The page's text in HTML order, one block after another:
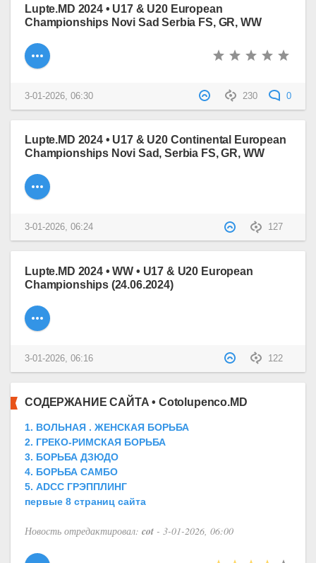
Lupte.MD 2024 • U17 & U20 European
Championships Novi Sad Serbia FS, GR, WW
230 0
3-01-2026, 06:30
Lupte.MD 2024 • U17 & U20 Continental European
Championships Novi Sad, Serbia FS, GR, WW
127
3-01-2026, 06:24
Lupte.MD 2024 • WW • U17 & U20 European
Championships (24.06.2024)
122
3-01-2026, 06:16
СОДЕРЖАНИЕ САЙТА • Cotolupenco.MD
1. ВОЛЬНАЯ . ЖЕНСКАЯ БОРЬБА
2. ГРЕКО-РИМСКАЯ БОРЬБА
3. БОРЬБА ДЗЮДО
4. БОРЬБА САМБО
5. ADCC ГРЭППЛИНГ
первые 8 страниц сайта
Новость отредактировал: cot - 3-01-2026, 06:00